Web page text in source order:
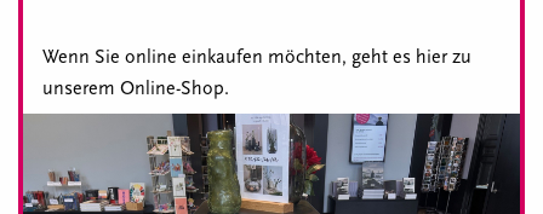
Wenn Sie online einkaufen möchten, geht es hier zu
unserem Online-Shop.